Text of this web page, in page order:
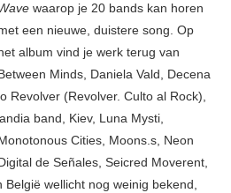
waarop je 20 bands kan horen
een nieuwe, duistere song. Op
album vind je werk terug van
Minds, Daniela Vald, Decena
Revolver (Revolver. Culto al Rock),
band, Kiev, Luna Mysti,
Cities, Moons.s, Neon
de Señales, Seicred Moverent,
wellicht nog weinig bekend,